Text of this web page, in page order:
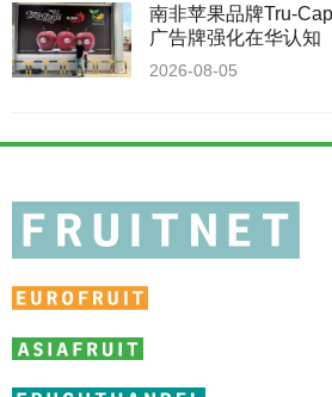
南非苹果品牌Tru-
广告牌强化在华认知
2026-08-05